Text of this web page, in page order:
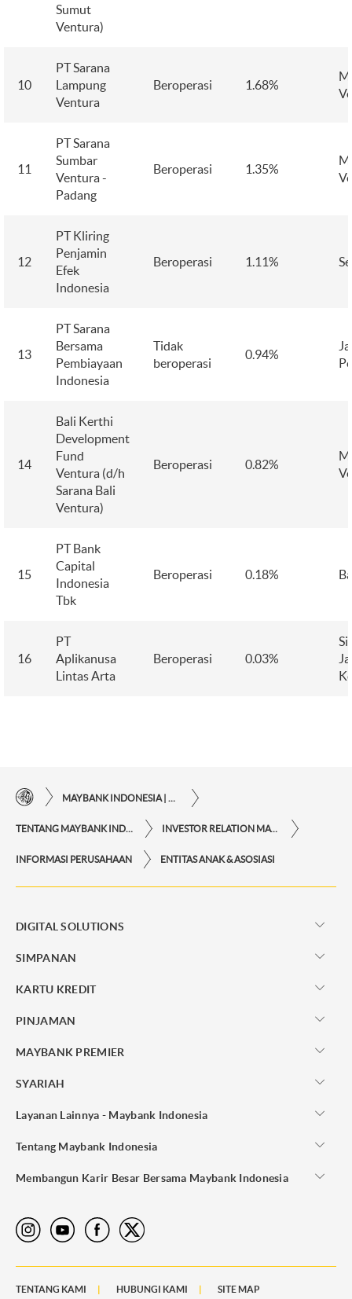
Sumut
Ventura)
10
PT Sarana
Lampung
Ventura
Beroperasi 1.68%
11
PT Sarana
Sumbar
Ventura -
Padang
Beroperasi 1.35%
12
PT Kliring
Penjamin
Efek
Indonesia
Beroperasi 1.11%
13
PT Sarana
Bersama
Pembiayaan
Indonesia
Tidak
beroperasi
0.94%
14
Bali Kerthi
Development
Fund
Ventura (d/h
Sarana Bali
Ventura)
Beroperasi 0.82%
15
PT Bank
Capital
Indonesia
Tbk
Beroperasi 0.18%
16
PT
Aplikanusa
Lintas Arta
Beroperasi 0.03%
INVESTOR RELATION MAYBANK INDONESIA
INFORMASI PERUSAHAAN ENTITAS ANAK & ASOSIASI
DIGITAL SOLUTIONS
SIMPANAN
KARTU KREDIT
PINJAMAN
MAYBANK PREMIER
SYARIAH
Layanan Lainnya - Maybank Indonesia
Tentang Maybank Indonesia
Membangun Karir Besar Bersama Maybank Indonesia
TENTANG KAMI HUBUNGI KAMI SITE MAP